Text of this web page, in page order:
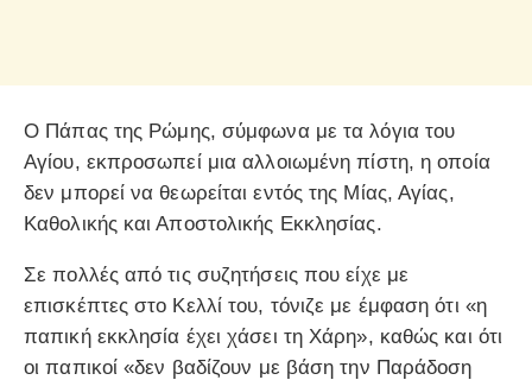
Ο Πάπας της Ρώμης, σύμφωνα με τα λόγια του
Αγίου, εκπροσωπεί μια αλλοιωμένη πίστη, η οποία
δεν μπορεί να θεωρείται εντός της Μίας, Αγίας,
Καθολικής και Αποστολικής Εκκλησίας.
Σε πολλές από τις συζητήσεις που είχε με
επισκέπτες στο Κελλί του, τόνιζε με έμφαση ότι «η
παπική εκκλησία έχει χάσει τη Χάρη», καθώς και ότι
οι παπικοί «δεν βαδίζουν με βάση την Παράδοση